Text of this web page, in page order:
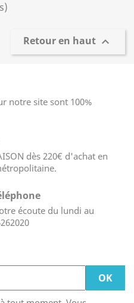
Retour en haut 
notre site sont 100%
dès 220€ d'achat en
écoute du lundi au